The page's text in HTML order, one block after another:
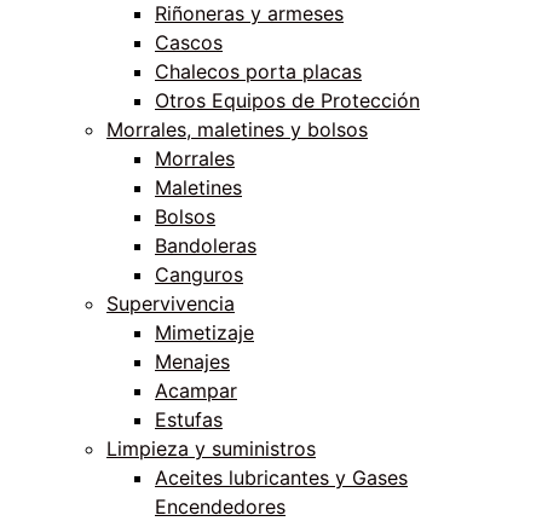
Riñoneras y armeses
Cascos
Chalecos porta placas
Otros Equipos de Protección
Morrales, maletines y bolsos
Morrales
Maletines
Bolsos
Bandoleras
Canguros
Supervivencia
Mimetizaje
Menajes
Acampar
Estufas
Limpieza y suministros
Aceites lubricantes y Gases
Encendedores